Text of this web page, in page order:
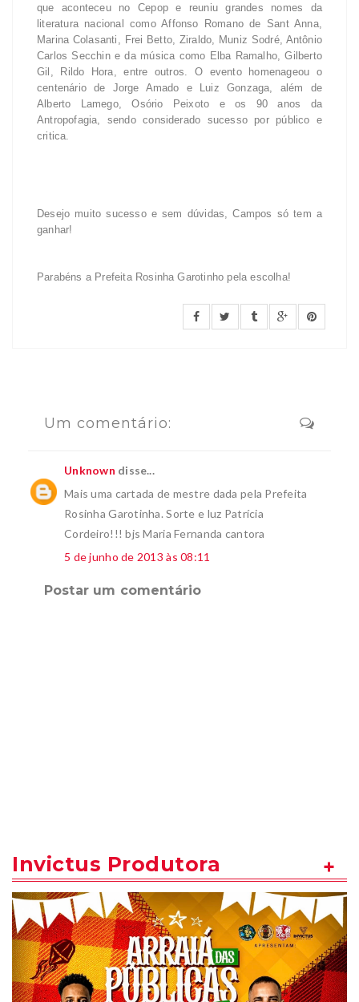
que aconteceu no Cepop e reuniu grandes nomes da
literatura nacional como Affonso Romano de Sant Anna,
Marina Colasanti, Frei Betto, Ziraldo, Muniz Sodré, Antônio
Carlos Secchin e da música como Elba Ramalho, Gilberto
Gil, Rildo Hora, entre outros. O evento homenageou o
centenário de Jorge Amado e Luiz Gonzaga, além de
Alberto Lamego, Osório Peixoto e os 90 anos da
Antropofagia, sendo considerado sucesso por público e
critica.
Desejo muito sucesso e sem dúvidas, Campos só tem a
ganhar!
Parabéns a Prefeita Rosinha Garotinho pela escolha!
Um comentário:
Unknown disse...
Mais uma cartada de mestre dada pela Prefeita
Rosinha Garotinha. Sorte e luz Patrícia
Cordeiro!!! bjs Maria Fernanda cantora
5 de junho de 2013 às 08:11
Postar um comentário
Invictus Produtora